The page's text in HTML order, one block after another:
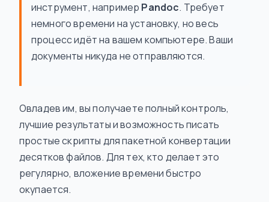
инструмент, например Pandoc. Требует
немного времени на установку, но весь
процесс идёт на вашем компьютере. Ваши
документы никуда не отправляются.
Овладев им, вы получаете полный контроль,
лучшие результаты и возможность писать
простые скрипты для пакетной конвертации
десятков файлов. Для тех, кто делает это
регулярно, вложение времени быстро
окупается.